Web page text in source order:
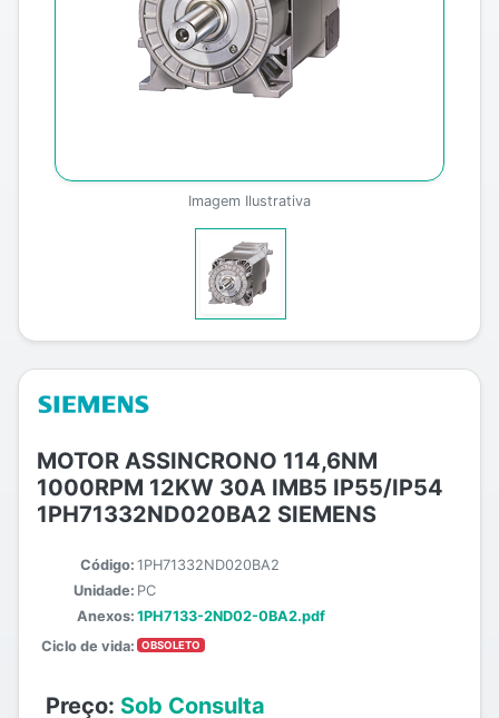
Imagem Ilustrativa
MOTOR ASSINCRONO 114,6NM
1000RPM 12KW 30A IMB5 IP55/IP54
1PH71332ND020BA2 SIEMENS
Código: 1PH71332ND020BA2
Unidade: PC
Anexos: 1PH7133-2ND02-0BA2.pdf
Ciclo de vida:
OBSOLETO
Preço: Sob Consulta